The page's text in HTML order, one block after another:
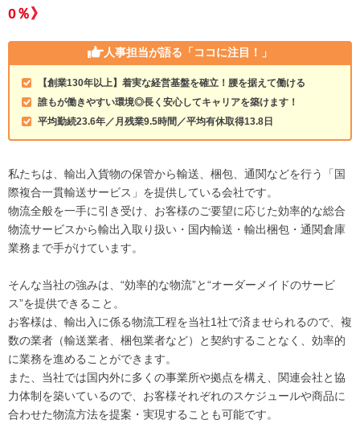
0％》
人事担当が語る 「ココに注目！」
【創業130年以上】着実な経営基盤を確立！腰を据えて働ける
誰もが働きやすい環境◎長く安心してキャリアを築けます！
平均勤続23.6年／月残業9.5時間／平均有休取得13.8日
私たちは、輸出入貨物の保管から輸送、梱包、通関などを行う「国
際複合一貫輸送サービス」を提供している会社です。
物流全般を一手に引き受け、お客様のご要望に応じた効率的な総合
物流サービスから輸出入取り扱い・国内輸送・輸出梱包・通関倉庫
業務まで手がけています。
そんな当社の強みは、“効率的な物流”と“オーダーメイドのサービ
ス”を提供できること。
お客様は、輸出入に係る物流工程を当社1社で済ませられるので、複
数の業者（輸送業者、梱包業者など）と契約することなく、効率的
に業務を進めることができます。
また、当社では国内外に多くの事業所や拠点を構え、関連会社と協
力体制を築いているので、お客様それぞれのスケジュールや商品に
合わせた物流方法を提案・実現することも可能です。